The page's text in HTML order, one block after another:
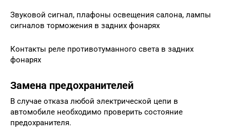
Звуковой сигнал, плафоны освещения салона, лампы
сигналов торможения в задних фонарях
Контакты реле противотуманного света в задних
фонарях
Замена предохранителей
В случае отказа любой электрической цепи в
автомобиле необходимо проверить состояние
предохранителя.